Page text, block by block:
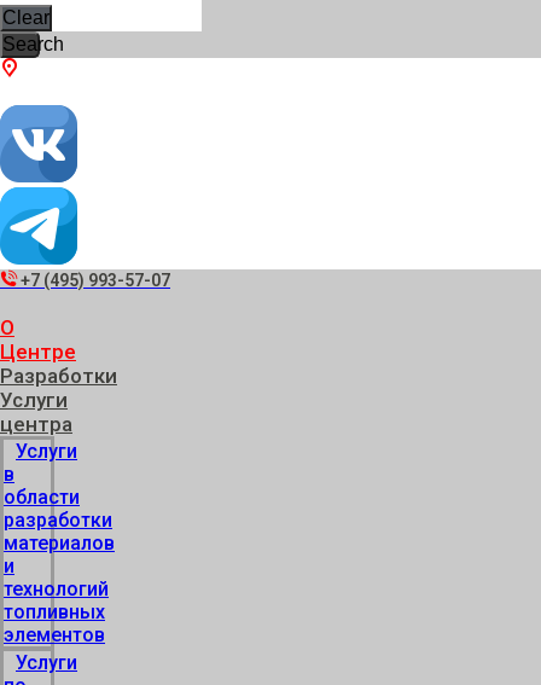
Clear
Search
+7 (495) 993-57-07
О
Центре
Разработки
Услуги
центра
Услуги
в
области
разработки
материалов
и
технологий
топливных
элементов
Услуги